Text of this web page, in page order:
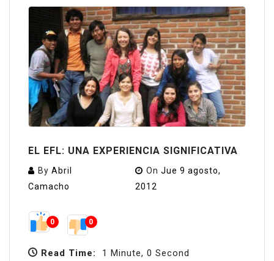
EL EFL: UNA EXPERIENCIA SIGNIFICATIVA
By Abril
Camacho
On Jue 9 agosto,
2012
0 0
Read Time: 1 Minute, 0 Second